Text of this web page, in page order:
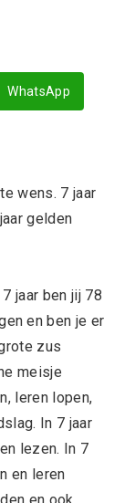
WhatsApp
wens. 7 jaar
gelden
jaar ben jij 78
en ben je er
zus
meisje
leren lopen,
In 7 jaar
lezen. In 7
en leren